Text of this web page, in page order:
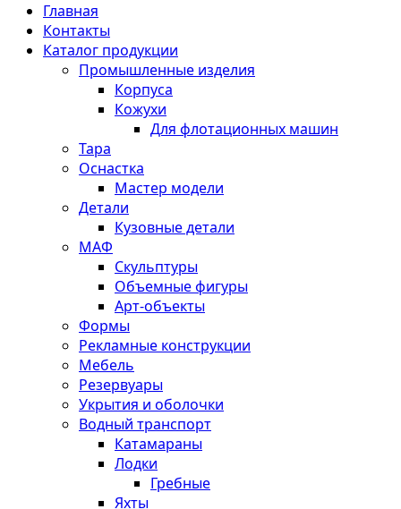
Главная
Контакты
Каталог продукции
Промышленные изделия
Корпуса
Кожухи
Для флотационных машин
Тара
Оснастка
Мастер модели
Детали
Кузовные детали
МАФ
Скульптуры
Объемные фигуры
Арт-объекты
Формы
Рекламные конструкции
Мебель
Резервуары
Укрытия и оболочки
Водный транспорт
Катамараны
Лодки
Гребные
Яхты